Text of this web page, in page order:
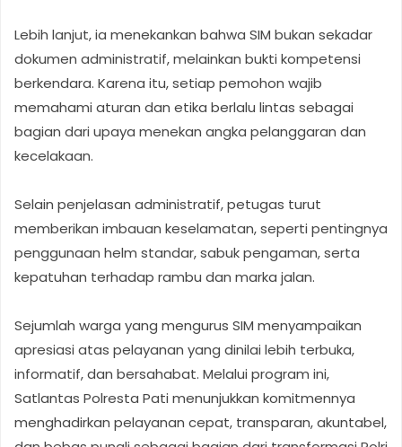
Lebih lanjut, ia menekankan bahwa SIM bukan sekadar
dokumen administratif, melainkan bukti kompetensi
berkendara. Karena itu, setiap pemohon wajib
memahami aturan dan etika berlalu lintas sebagai
bagian dari upaya menekan angka pelanggaran dan
kecelakaan.
Selain penjelasan administratif, petugas turut
memberikan imbauan keselamatan, seperti pentingnya
penggunaan helm standar, sabuk pengaman, serta
kepatuhan terhadap rambu dan marka jalan.
Sejumlah warga yang mengurus SIM menyampaikan
apresiasi atas pelayanan yang dinilai lebih terbuka,
informatif, dan bersahabat. Melalui program ini,
Satlantas Polresta Pati menunjukkan komitmennya
menghadirkan pelayanan cepat, transparan, akuntabel,